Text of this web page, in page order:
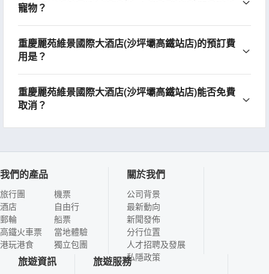
寵物？
重慶麗苑維景國際大酒店(沙坪壩高鐵站店)的預訂費
用是？
重慶麗苑維景國際大酒店(沙坪壩高鐵站店)能否免費
取消？
我們的產品
旅行團
酒店
郵輪
高鐵火車票
港玩港食
機票
自由行
船票
當地體驗
獨立包團
關於我們
公司背景
最新動向
新聞發佈
分行位置
人才招聘及發展
私隱政策
旅遊資訊 旅遊服務